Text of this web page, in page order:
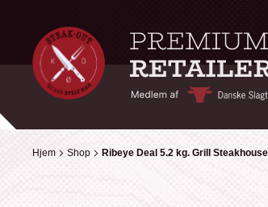
Hjem Shop Ribeye Deal 5.2 kg. Grill Steakhouse
Hjem Shop Ribeye Deal 5.2 kg. Grill Steakhouse